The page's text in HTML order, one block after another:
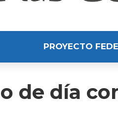
PROYECTO
de día